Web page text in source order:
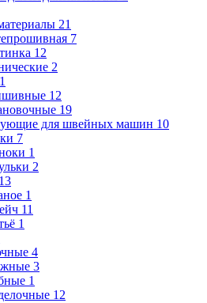
21
7
12
2
12
19
для швейных машин 10
7
1
2
13
1
11
1
4
3
1
12